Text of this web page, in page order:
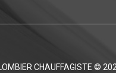
CHAUFFAGISTE ©